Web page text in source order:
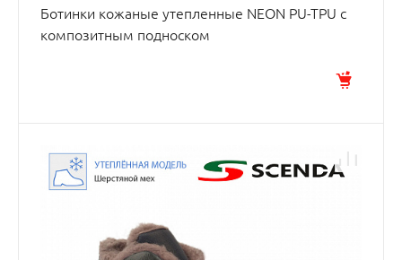
Ботинки кожаные утепленные NEON PU-TPU с
композитным подноском